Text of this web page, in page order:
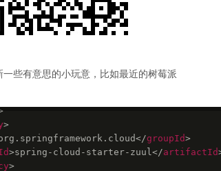
1.5.10.RELEASE</ version>
>
</groupId>
>spring-cloud-starter-zuul</artifactId
>
一些有意思的小玩意，比如最近的树莓派